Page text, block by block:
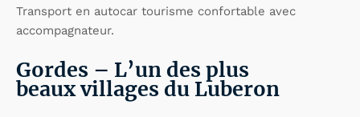
Transport en autocar tourisme confortable avec
accompagnateur.
Gordes – L’un des plus
beaux villages du Luberon